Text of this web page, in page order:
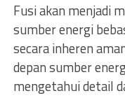
Fusi akan menjadi
sumber energi
secara inheren
depan sumber
mengetahui detail